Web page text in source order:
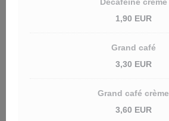
1,90 EUR
Grand café
3,30 EUR
Grand café crème
3,60 EUR